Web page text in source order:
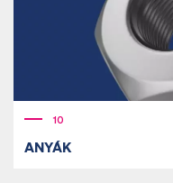
10
ANYÁK